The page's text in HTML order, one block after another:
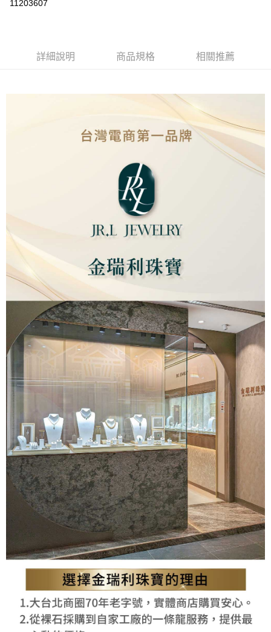
ATM付款
運送方式
11203607
詳細說明 商品規格 相關推薦